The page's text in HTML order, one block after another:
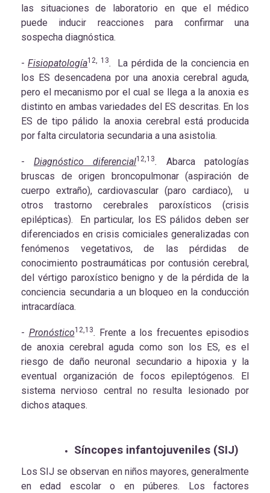
las situaciones de laboratorio en que el médico
puede inducir reacciones para confirmar una
sospecha diagnóstica.
-Fisiopatología12, 13. La pérdida de la conciencia en
los ES desencadena por una anoxia cerebral aguda,
pero el mecanismo por el cual se llega a la anoxia es
distinto en ambas variedades del ES descritas. En los
ES de tipo pálido la anoxia cerebral está producida
por falta circulatoria secundaria a una asistolia.
- Diagnóstico diferencial12,13.
Abarca patologías
bruscas de origen broncopulmonar (aspiración de
cuerpo extraño), cardiovascular (paro cardiaco), u
otros trastorno cerebrales paroxísticos (crisis
epilépticas). En particular, los ES pálidos deben ser
diferenciados en crisis comiciales generalizadas con
fenómenos vegetativos, de las pérdidas de
conocimiento postraumáticas por contusión cerebral,
del vértigo paroxístico benigno y de la pérdida de la
conciencia secundaria a un bloqueo en la conducción
intracardíaca.
- Pronóstico12,13. Frente a los frecuentes episodios
de anoxia cerebral aguda como son los ES, es el
riesgo de daño neuronal secundario a hipoxia y la
eventual organización de focos epileptógenos. El
sistema nervioso central no resulta lesionado por
dichos ataques.
Síncopes infantojuveniles (SIJ)
Los SIJ se observan en niños mayores, generalmente
en edad escolar o en púberes. Los factores